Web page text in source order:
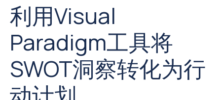
利用Visual
Paradigm工具将
SWOT洞察转化为行